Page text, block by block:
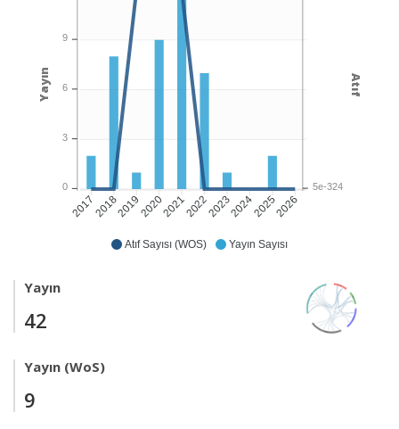
Atıf Sayısı (WOS) Yayın Sayısı
2017201820192020202120222023202420252026
5e-324
Atıf
9
6
3
0
Yayın
Yayın
42
Yayın (WoS)
9